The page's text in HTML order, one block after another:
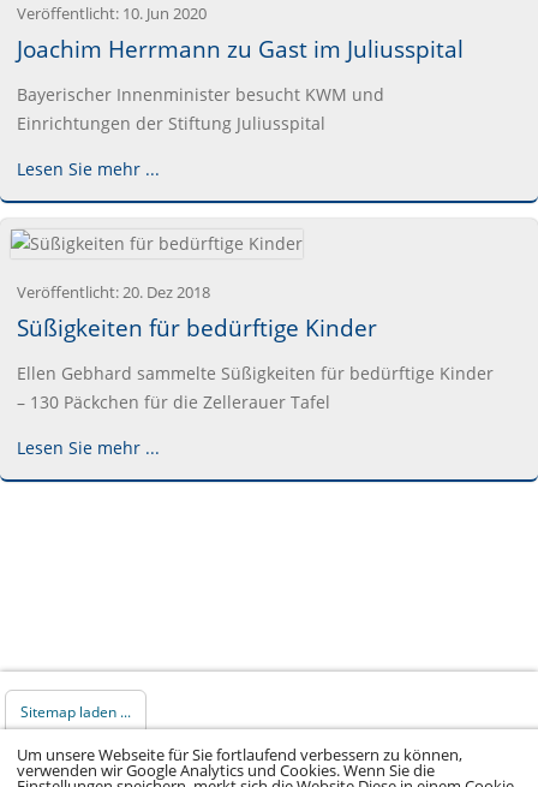
Veröffentlicht: 10. Jun 2020
Joachim Herrmann zu Gast im Juliusspital
Bayerischer Innenminister besucht KWM und
Einrichtungen der Stiftung Juliusspital
Lesen Sie mehr ...
Veröffentlicht:20. Dez 2018
Süßigkeiten für bedürftige Kinder
Ellen Gebhard sammelte Süßigkeiten für bedürftige Kinder
– 130 Päckchen für die Zellerauer Tafel
Lesen Sie mehr ...
Sitemap laden ...
© 2026 Klinikum Würzburg Mitte gGmbH •
Um unsere Webseite für Sie fortlaufend verbessern zu können,
verwenden wir Google Analytics und Cookies. Wenn Sie die